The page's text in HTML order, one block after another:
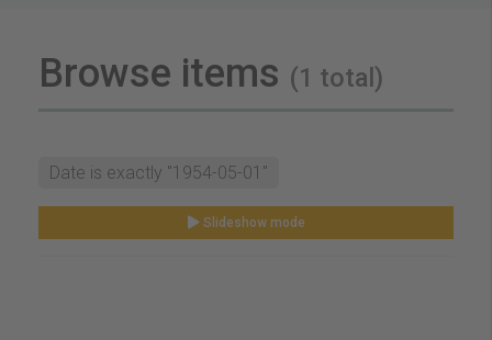
Browse items (1 total)
Date is exactly "1954-05-01"
Slideshow mode